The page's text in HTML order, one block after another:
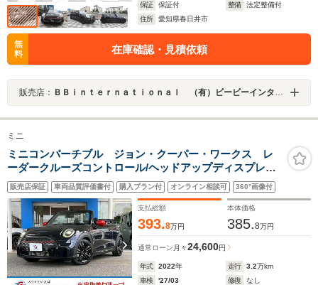
保証
保証付 整備
法定整備付
住所
愛知県春日井市
無
料
在庫確認・見積依頼
販売店： ＢＢｉｎｔｅｒｎａｔｉｏｎａｌ （有）ビービーインターナショナル
ミニ
ミニコンバーチブル ジョン・クーパー・ワークス レ
ーダークルーズコントロール/ヘッドアップディスプレイ/
シートヒーター/衝突軽減ブレーキ/クリアランスソナー/ミ
ラーETC/パドルシフト/ドライビングモード/アイドリン
グ/バックカメラ/コンフォートアクセス/
販売店保証 車両品質評価書付 購入プラン付 オンライン相談可 360°画像付
支払総額
393.8万円
本体価格
385.8万円
通常ローン 月々24,600円
年式 2022年 走行 3.2万km
車検
'27/03 修復 なし